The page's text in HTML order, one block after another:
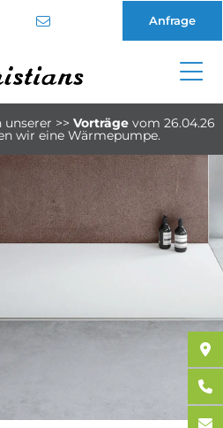
Anfrage
unserer >> Vorträge vom 26.04.26
wir eine Wärmepumpe.